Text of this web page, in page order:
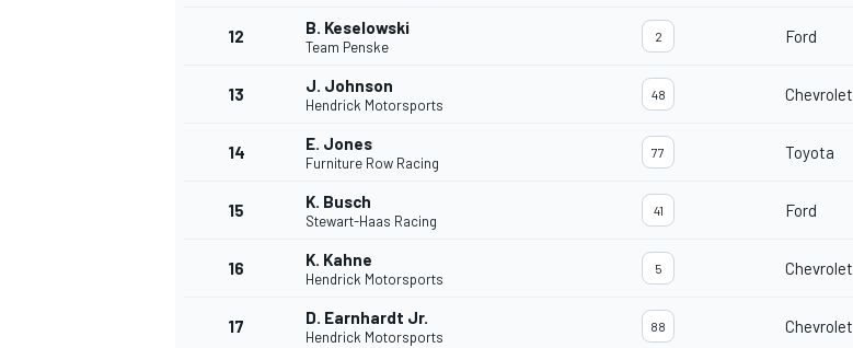
12 B. Keselowski
Team Penske
2 Ford
13 J. Johnson
Hendrick Motorsports
48 Chevrolet
14 E. Jones
Furniture Row Racing
77 Toyota
15 K. Busch
Stewart-Haas Racing
41 Ford
16 K. Kahne
Hendrick Motorsports
5 Chevrolet
17 D. Earnhardt Jr.
Hendrick Motorsports
88 Chevrolet